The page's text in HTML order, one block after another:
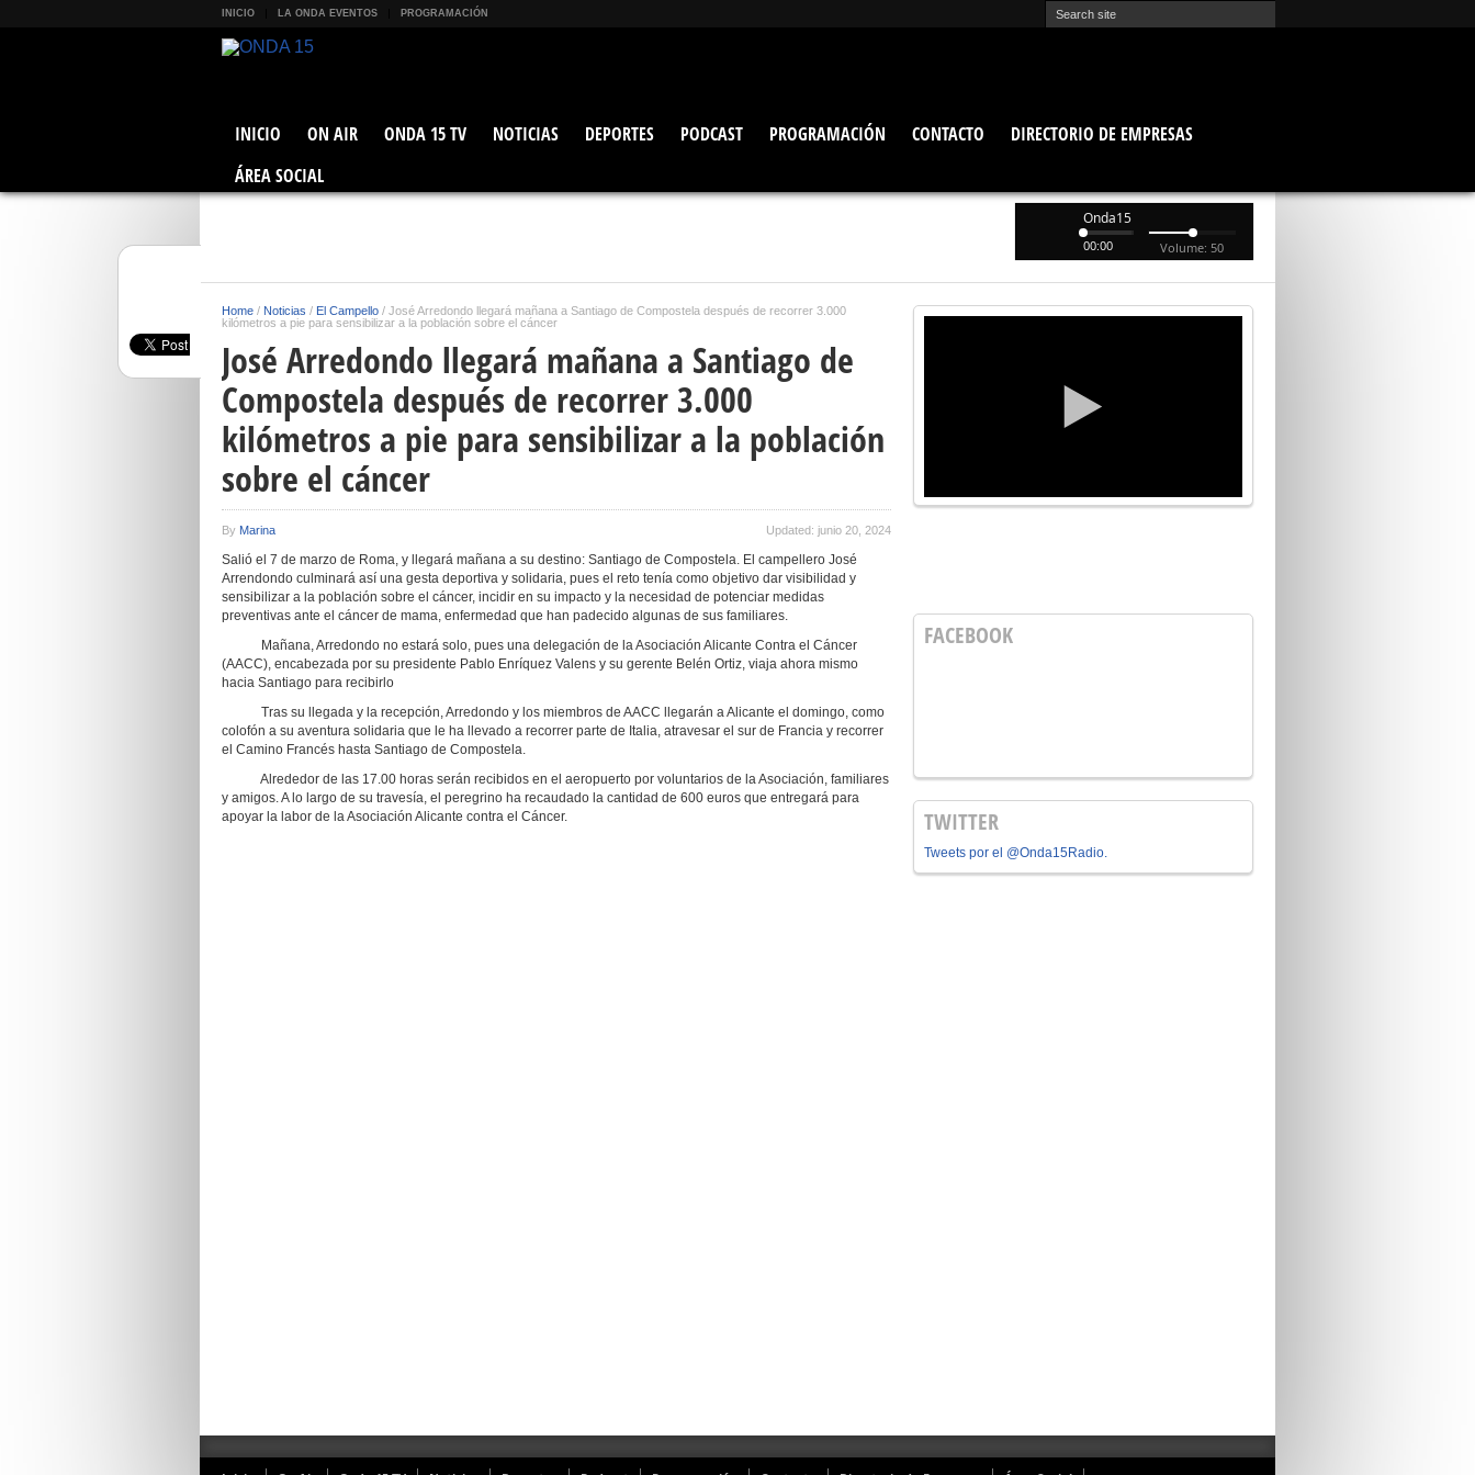
INICIO LA ONDA EVENTOS PROGRAMACIÓN
INICIO ON AIR ONDA 15 TV NOTICIAS DEPORTES PODCAST PROGRAMACIÓN CONTACTO
DIRECTORIO DE EMPRESAS
ÁREA SOCIAL
Onda15
00:00 Volume: 50
Home / Noticias / El Campello / José Arredondo llegará mañana a Santiago de Compostela después de recorrer 3.000
kilómetros a pie para sensibilizar a la población sobre el cáncer
José Arredondo llegará mañana a Santiago de
Compostela después de recorrer 3.000
kilómetros a pie para sensibilizar a la población
sobre el cáncer
By Marina Updated: junio 20, 2024
Salió el 7 de marzo de Roma, y llegará mañana a su destino: Santiago de Compostela. El campellero José
Arrendondo culminará así una gesta deportiva y solidaria, pues el reto tenía como objetivo dar visibilidad y
sensibilizar a la población sobre el cáncer, incidir en su impacto y la necesidad de potenciar medidas
preventivas ante el cáncer de mama, enfermedad que han padecido algunas de sus familiares.
Mañana, Arredondo no estará solo, pues una delegación de la Asociación Alicante Contra el Cáncer
(AACC), encabezada por su presidente Pablo Enríquez Valens y su gerente Belén Ortiz, viaja ahora mismo
hacia Santiago para recibirlo
Tras su llegada y la recepción, Arredondo y los miembros de AACC llegarán a Alicante el domingo, como
colofón a su aventura solidaria que le ha llevado a recorrer parte de Italia, atravesar el sur de Francia y recorrer
el Camino Francés hasta Santiago de Compostela.
Alrededor de las 17.00 horas serán recibidos en el aeropuerto por voluntarios de la Asociación, familiares
y amigos. A lo largo de su travesía, el peregrino ha recaudado la cantidad de 600 euros que entregará para
apoyar la labor de la Asociación Alicante contra el Cáncer.
FACEBOOK
TWITTER
Tweets por el @Onda15Radio.